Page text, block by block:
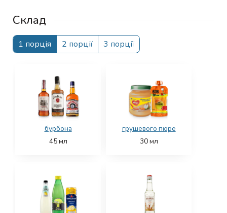
Склад
1 порція 2 порції 3 порції
бурбона
45мл
грушевого пюре
30мл